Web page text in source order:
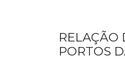
RELAÇÃO
PORTOS